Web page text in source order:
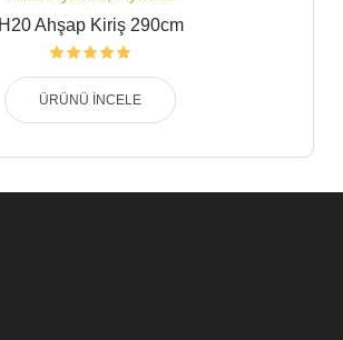
H20 Ahşap Kiriş 290cm
ÜRÜNÜ İNCELE